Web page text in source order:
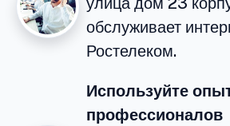
обслуживает
Ростелеком.
Используйте
профессионалов